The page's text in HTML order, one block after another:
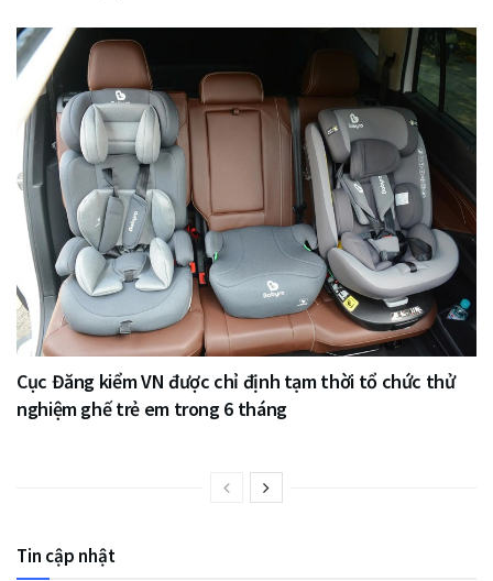
Cục Đăng kiểm VN được chỉ định tạm thời tổ chức thử
nghiệm ghế trẻ em trong 6 tháng
Tin cập nhật